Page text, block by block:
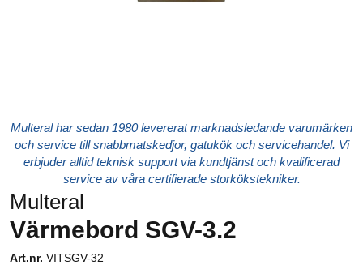
Multeral har sedan 1980 levererat marknadsledande varumärken
och service till snabbmatskedjor, gatukök och servicehandel. Vi
erbjuder alltid teknisk support via kundtjänst och kvalificerad
service av våra certifierade storkökstekniker.
Multeral
Värmebord SGV-3.2
Art.nr. VITSGV-32